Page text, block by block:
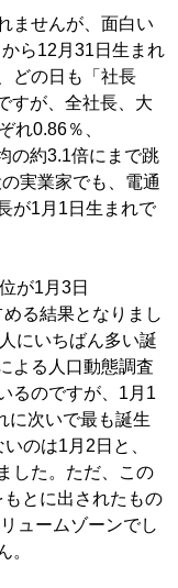
ませんが、面白い
ら12月31日生まれ
どの日も「社長
すが、全社長、大
れ0.86％、
の約3.1倍にまで跳
実業家でも、電通
が1月1日生まれで
が1月3日
る結果となりまし
にいちばん多い誕
よる人口動態調査
るのですが、1月1
に次いで最も誕生
のは1月2日と、
した。ただ、この
とに出されたもの
ュームゾーンでし
。